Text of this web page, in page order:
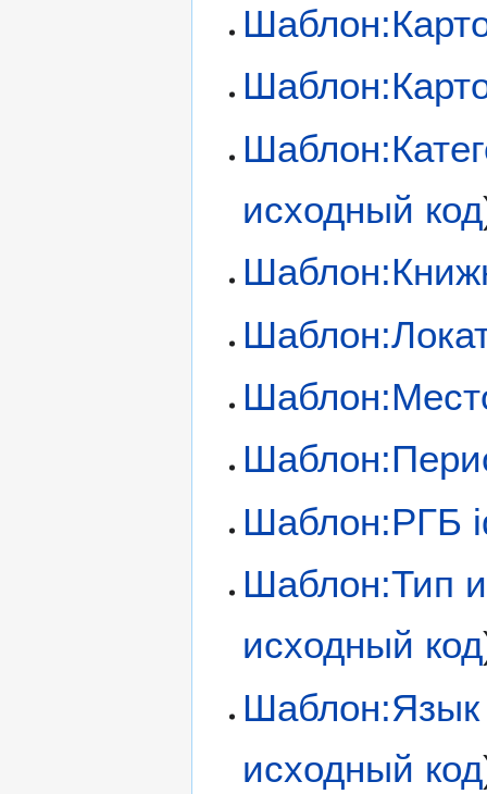
исходный код
Шаблон:РГБ
Шаблон:Тип
исходный код
исходный код